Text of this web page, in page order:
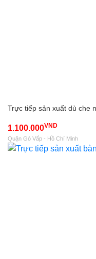
Trực tiếp sản xuất dù che
1.100.000VND
Quận Gò Vấp - Hồ Chí Minh